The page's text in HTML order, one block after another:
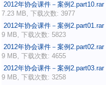
2012年协会课件－案例2.part10.rar
7.23 MB, 下载次数: 3977
2012年协会课件－案例2.part01.rar
9 MB, 下载次数: 5823
2012年协会课件－案例2.part02.rar
9 MB, 下载次数: 4655
2012年协会课件－案例2.part03.rar
9 MB, 下载次数: 3258